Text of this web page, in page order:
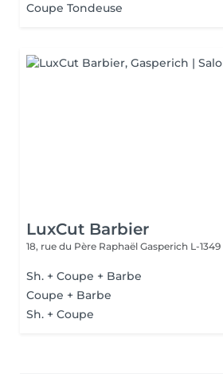
Coupe Tondeuse
LuxCut Barbier
18, rue du Père Raphaël Gasperich L-1349
Sh. + Coupe + Barbe
Coupe + Barbe
Sh. + Coupe